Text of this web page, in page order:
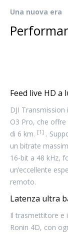
Una nuova era
Feed live HD a
DJI
O3 Pro, che offre
di 6 km. [1] .
un bitrate
16-bit a 48 kHz,
un’eccellente
remoto.
Latenza ultra
Il trasmettitore e
Ronin 4D, con